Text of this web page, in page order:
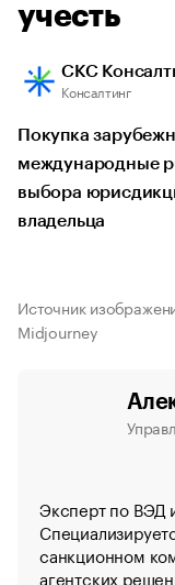
учесть
СКС
Консалтинг
Покупка
международные
выбора
владельца
Источник
Midjourney
Эксперт по ВЭД
санкционном
агентских